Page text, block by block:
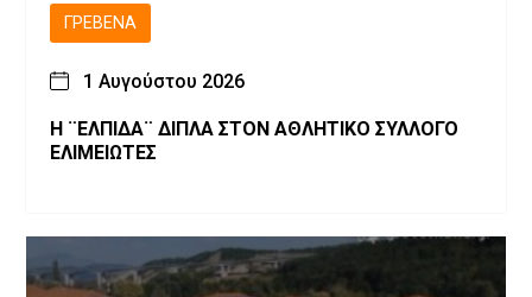
ΓΡΕΒΕΝΆ
1 Αυγούστου 2026
Η ¨ΕΛΠΙΔΑ¨ ΔΙΠΛΑ ΣΤΟΝ ΑΘΛΗΤΙΚΟ ΣΥΛΛΟΓΟ
ΕΛΙΜΕΙΩΤΕΣ